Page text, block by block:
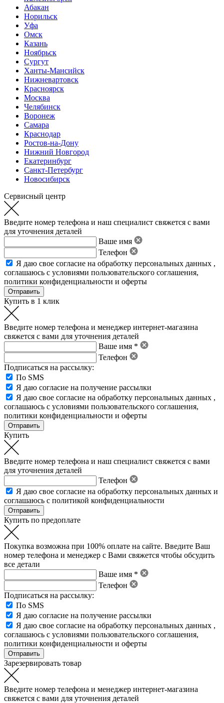
Абакан
Норильск
Уфа
Омск
Казань
Ноябрьск
Сургут
Ханты-Мансийск
Нижневартовск
Красноярск
Москва
Челябинск
Воронеж
Самара
Краснодар
Ростов-на-Дону
Нижний Новгород
Екатеринбург
Санкт-Петербург
Новосибирск
Сервисный центр
Введите номер телефона и наш специалист свяжется с вами
для уточнения деталей
Ваше имя
Телефон
Я даю свое согласие на обработку персональных данных ,
соглашаюсь с условиями пользовательского соглашения,
политики конфиденциальности и оферты
Купить в 1 клик
Введите номер телефона и менеджер интернет-магазина
свяжется с вами для уточнения деталей
Ваше имя *
Телефон
Подписаться на рассылку:
По SMS
Я даю согласие на получение рассылки
Я даю свое согласие на обработку персональных данных ,
соглашаюсь с условиями пользовательского соглашения,
политики конфиденциальности и оферты
Купить
Введите номер телефона и наш специалист свяжется с вами
для уточнения деталей
Телефон
Я даю свое согласие на обработку персональных данных и
соглашаюсь с политикой конфиденциальности
Купить по предоплате
Покупка возможна при 100% оплате на сайте. Введите Ваш
номер телефона и менеджер с Вами свяжется чтобы обсудить
все детали
Ваше имя *
Телефон
Подписаться на рассылку:
По SMS
Я даю согласие на получение рассылки
Я даю свое согласие на обработку персональных данных ,
соглашаюсь с условиями пользовательского соглашения,
политики конфиденциальности и оферты
Зарезервировать товар
Введите номер телефона и менеджер интернет-магазина
свяжется с вами для уточнения деталей